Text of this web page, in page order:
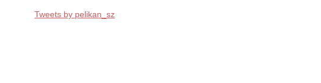
Tweets by pelikan_sz